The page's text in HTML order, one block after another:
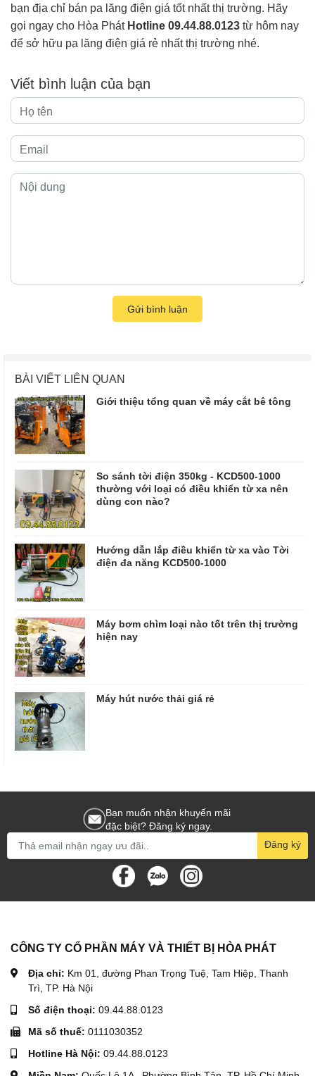
bạn địa chỉ bán pa lăng điện giá tốt nhất thị trường. Hãy
gọi ngay cho Hòa Phát Hotline 09.44.88.0123 từ hôm nay
để sở hữu pa lăng điện giá rẻ nhất thị trường nhé.
Viết bình luận của bạn
Gửi bình luận
BÀI VIẾT LIÊN QUAN
Giới thiệu tổng quan về máy cắt bê tông
So sánh tời điện 350kg - KCD500-1000
thường với loại có điều khiển từ xa nên
dùng con nào?
Hướng dẫn lắp điều khiển từ xa vào Tời
điện đa năng KCD500-1000
Máy bơm chìm loại nào tốt trên thị trường
hiện nay
Máy hút nước thải giá rẻ
Bạn muốn nhận khuyến mãi
đặc biệt? Đăng ký ngay.
Đăng ký
CÔNG TY CỔ PHẦN MÁY VÀ THIẾT BỊ HÒA PHÁT
Địa chỉ: Km 01, đường Phan Trọng Tuệ, Tam Hiệp, Thanh
Trì, TP. Hà Nội
Số điện thoại: 09.44.88.0123
Mã số thuế: 0111030352
Hotline Hà Nội: 09.44.88.0123